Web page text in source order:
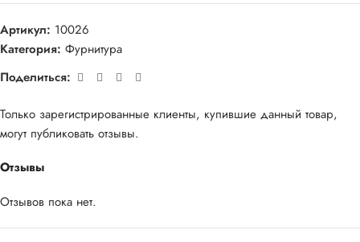
Артикул: 10026
Категория: Фурнитура
Поделиться:
Отзывы
Отзывов пока нет.
Только зарегистрированные клиенты, купившие данный товар,
могут публиковать отзывы.